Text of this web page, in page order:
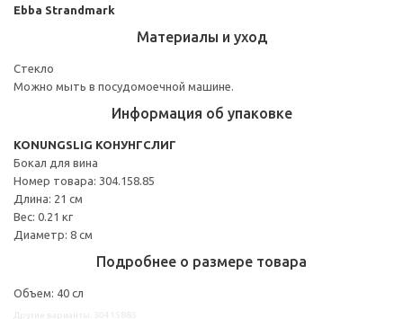
Ebba Strandmark
Материалы и уход
Стекло
Можно мыть в посудомоечной машине.
Информация об упаковке
KONUNGSLIG КОНУНГСЛИГ
Бокал для вина
Номер товара: 304.158.85
Длина: 21 см
Вес: 0.21 кг
Диаметр: 8 см
Подробнее о размере товара
Объем: 40 сл